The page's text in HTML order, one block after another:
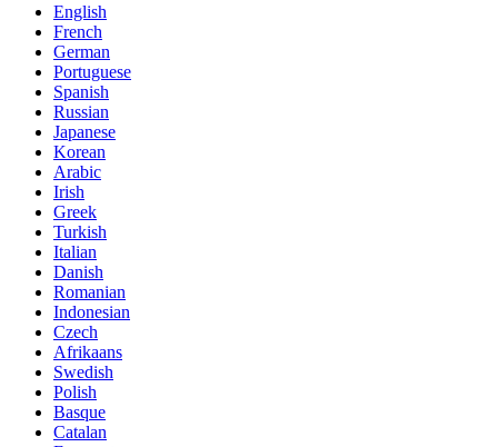
English
French
German
Portuguese
Spanish
Russian
Japanese
Korean
Arabic
Irish
Greek
Turkish
Italian
Danish
Romanian
Indonesian
Czech
Afrikaans
Swedish
Polish
Basque
Catalan